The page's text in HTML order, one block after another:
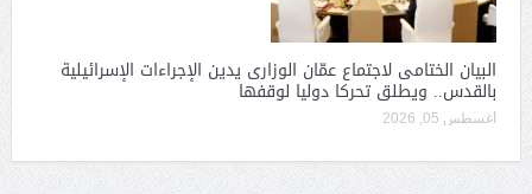
البيان الختامى لاجتماع عمّان الوزارى يدين الإجراءات الإسرائيلية
بالقدس.. ويطلق تحركا دوليا لوقفها
أغسطس 05, 2026